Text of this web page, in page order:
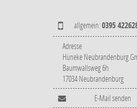
allgemein:0395
Adresse
Hüneke Neubrandenburg
Baumwallsweg 6h
17034 Neubrandenburg
E-Mail senden